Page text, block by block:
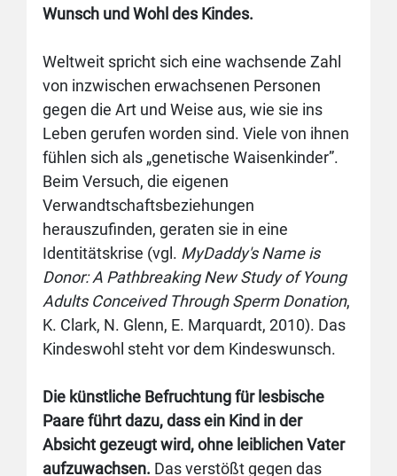
Wunsch und Wohl des Kindes.
Weltweit spricht sich eine wachsende Zahl
von inzwischen erwachsenen Personen
gegen die Art und Weise aus, wie sie ins
Leben gerufen worden sind. Viele von ihnen
fühlen sich als „genetische Waisenkinder”.
Beim Versuch, die eigenen
Verwandtschaftsbeziehungen
herauszufinden, geraten sie in eine
Identitätskrise (vgl. MyDaddy's Name is
Donor: A Pathbreaking New Study of Young
Adults Conceived Through Sperm Donation,
K. Clark, N. Glenn, E. Marquardt, 2010). Das
Kindeswohl steht vor dem Kindeswunsch.
Die künstliche Befruchtung für lesbische
Paare führt dazu, dass ein Kind in der
Absicht gezeugt wird, ohne leiblichen Vater
aufzuwachsen. Das verstößt gegen das